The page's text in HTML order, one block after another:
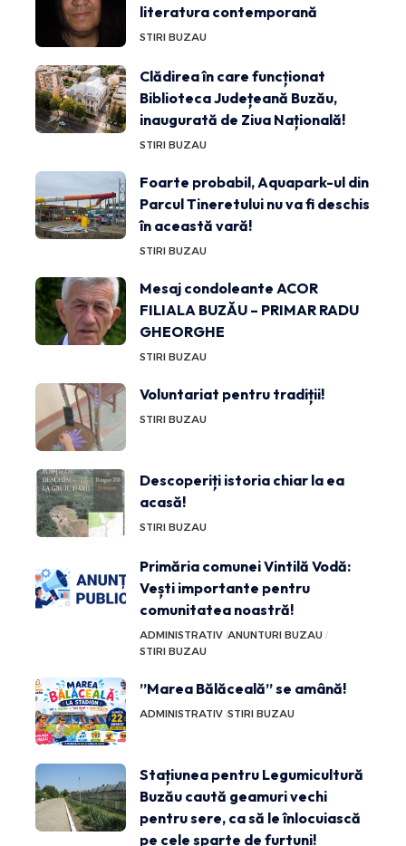
literatura contemporană
STIRI BUZAU
Clădirea în care funcționat
Biblioteca Județeană Buzău,
inaugurată de Ziua Națională!
STIRI BUZAU
Foarte probabil, Aquapark-ul din
Parcul Tineretului nu va fi deschis
în această vară!
STIRI BUZAU
Mesaj condoleante ACOR
FILIALA BUZĂU – PRIMAR RADU
GHEORGHE
STIRI BUZAU
Voluntariat pentru tradiții!
STIRI BUZAU
Descoperiți istoria chiar la ea
acasă!
STIRI BUZAU
Primăria comunei Vintilă Vodă:
Vești importante pentru
comunitatea noastră!
ADMINISTRATIV ANUNTURI BUZAU
STIRI BUZAU
”Marea Bălăceală” se amână!
ADMINISTRATIV STIRI BUZAU
Stațiunea pentru Legumicultură
Buzău caută geamuri vechi
pentru sere, ca să le înlocuiască
pe cele sparte de furtuni!